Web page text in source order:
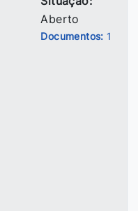
Aberto
Documentos: 1